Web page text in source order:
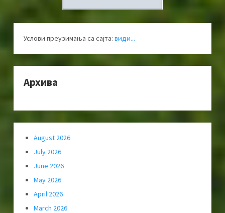
Услови преузимања са сајта: види...
Архива
August 2026
July 2026
June 2026
May 2026
April 2026
March 2026